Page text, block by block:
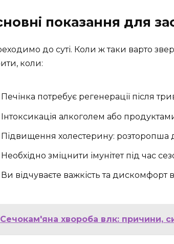
показання для
до суті. Коли ж таки варто
коли:
Печінка потребує регенерації після
Інтоксикація алкоголем або
Підвищення холестерину: розторопша
Необхідно зміцнити імунітет під час
Ви відчуваєте важкість та дискомфорт
Сечокам'яна хвороба влк: причини,